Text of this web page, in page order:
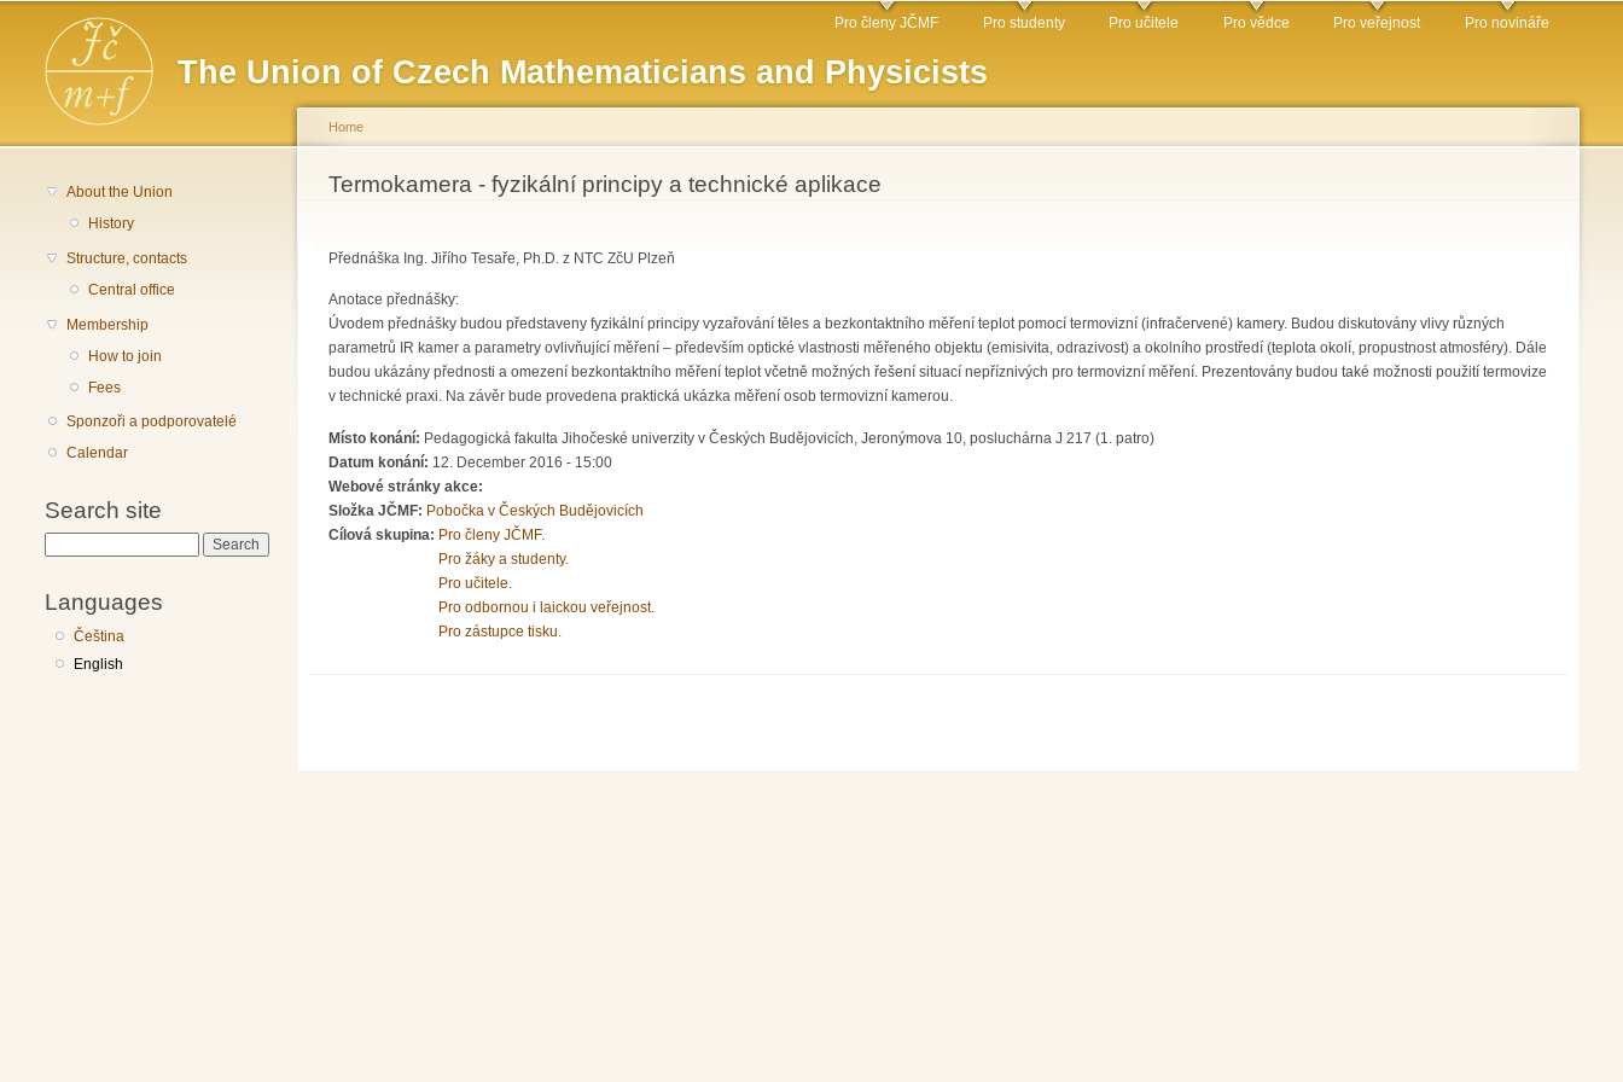
The Union of Czech Mathematicians and Physicists
Main menu Pro členy JČMF Pro studenty Pro učitele Pro vědce Pro veřejnost Pro novináře
About the Union
History
Structure, contacts
Central office
Membership
How to join
Fees
Sponzoři a podporovatelé
Calendar
Search site
Languages
Čeština
English
You are here
Home
Termokamera - fyzikální principy a technické aplikace
Přednáška Ing. Jiřího Tesaře, Ph.D. z NTC ZčU Plzeň
Anotace přednášky:
Úvodem přednášky budou představeny fyzikální principy vyzařování těles a bezkontaktního měření teplot pomocí termovizní (infračervené) kamery. Budou diskutovány vlivy různých
parametrů IR kamer a parametry ovlivňující měření – především optické vlastnosti měřeného objektu (emisivita, odrazivost) a okolního prostředí (teplota okolí, propustnost atmosféry). Dále
budou ukázány přednosti a omezení bezkontaktního měření teplot včetně možných řešení situací nepříznivých pro termovizní měření. Prezentovány budou také možnosti použití termovize
v technické praxi. Na závěr bude provedena praktická ukázka měření osob termovizní kamerou.
Místo konání: Pedagogická fakulta Jihočeské univerzity v Českých Budějovicích, Jeronýmova 10, posluchárna J 217 (1. patro)
Datum konání: 12. December 2016 - 15:00
Webové stránky akce:
Složka JČMF: Pobočka v Českých Budějovicích
Cílová skupina: Pro členy JČMF.
Pro žáky a studenty.
Pro učitele.
Pro odbornou i laickou veřejnost.
Pro zástupce tisku.